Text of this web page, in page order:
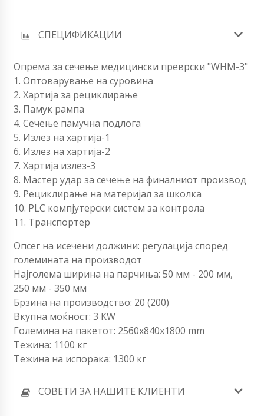
СПЕЦИФИКАЦИИ
Опрема за сечење медицински преврски "WHM-3"
1. Оптоварување на суровина
2. Хартија за рециклирање
3. Памук рампа
4. Сечење памучна подлога
5. Излез на хартија-1
6. Излез на хартија-2
7. Хартија излез-3
8. Мастер удар за сечење на финалниот производ
9. Рециклирање на материјал за школка
10. PLC компјутерски систем за контрола
11. Транспортер
Опсег на исечени должини: регулација според
големината на производот
Најголема ширина на парчиња: 50 мм - 200 мм,
250 мм - 350 мм
Брзина на производство: 20 (200)
Вкупна моќност: 3 KW
Големина на пакетот: 2560x840x1800 mm
Тежина: 1100 кг
Тежина на испорака: 1300 кг
СОВЕТИ ЗА НАШИТЕ КЛИЕНТИ